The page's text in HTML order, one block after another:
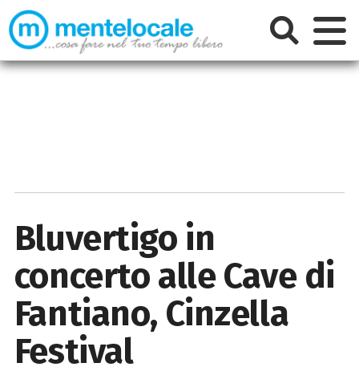
Bluvertigo in
concerto alle Cave di
Fantiano, Cinzella
Festival